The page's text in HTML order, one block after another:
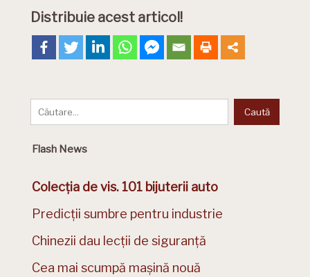
Distribuie acest articol!
Flash News
Colecția de vis. 101 bijuterii auto
Predicții sumbre pentru industrie
Chinezii dau lecții de siguranță
Cea mai scumpă mașină nouă